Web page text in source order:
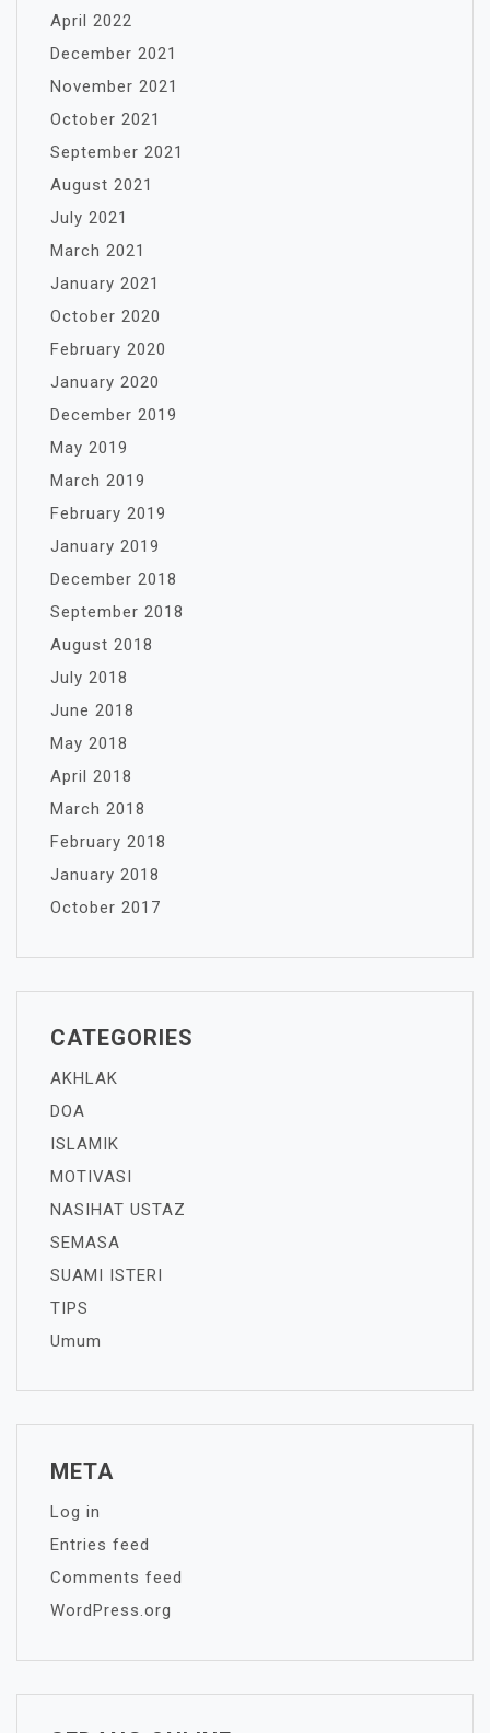
April 2022
December 2021
November 2021
October 2021
September 2021
August 2021
July 2021
March 2021
January 2021
October 2020
February 2020
January 2020
December 2019
May 2019
March 2019
February 2019
January 2019
December 2018
September 2018
August 2018
July 2018
June 2018
May 2018
April 2018
March 2018
February 2018
January 2018
October 2017
CATEGORIES
AKHLAK
DOA
ISLAMIK
MOTIVASI
NASIHAT USTAZ
SEMASA
SUAMI ISTERI
TIPS
Umum
META
Log in
Entries feed
Comments feed
WordPress.org